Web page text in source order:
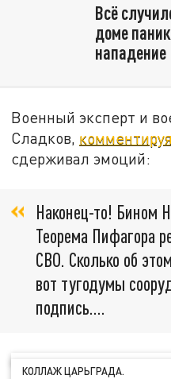
Всё
доме
нападение
Военный эксперт и
Сладков, комментируя
сдерживал эмоций:
Наконец-то! Бином
Теорема Пифагора
СВО. Сколько об
вот тугодумы
подпись....
КОЛЛАЖ ЦАРЬГРАДА.